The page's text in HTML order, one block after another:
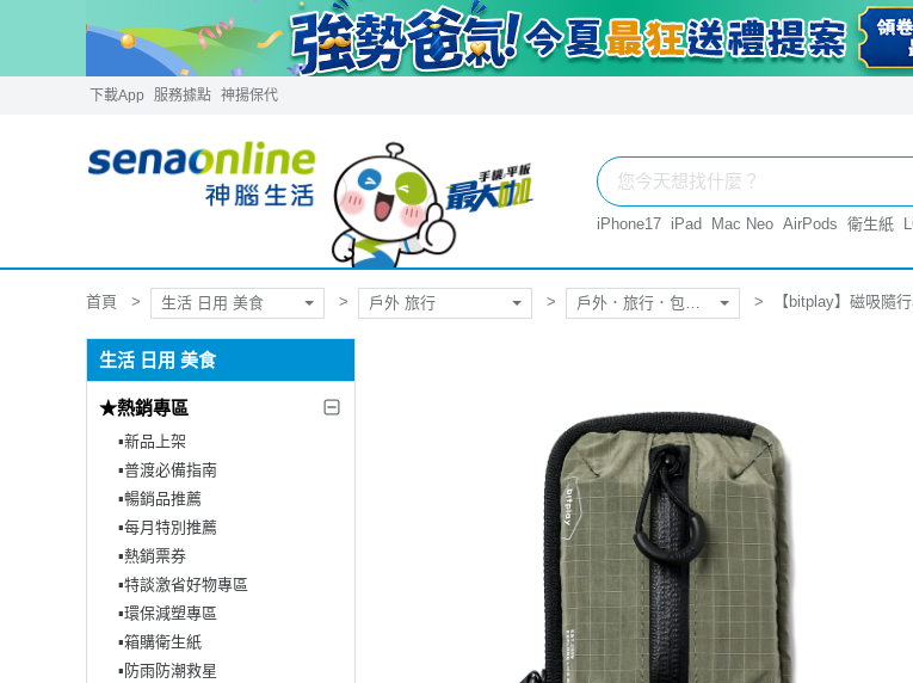
下載App 服務據點 神揚保代
iPhone17 iPad Mac Neo AirPods 衛生紙
首頁 生活 日用 美食 戶外 旅行 【bitplay】磁吸隨
生活 日用 美食
★熱銷專區
▪︎新品上架
▪︎普渡必備指南
▪︎暢銷品推薦
▪︎每月特別推薦
▪︎熱銷票券
▪︎特談激省好物專區
▪︎環保減塑專區
▪︎箱購衛生紙
▪︎防雨防潮救星